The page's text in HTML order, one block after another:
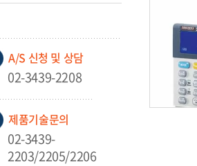
A/S 신청 및 상담
02-3439-2208
제품기술문의
02-3439-
2203/2205/2206